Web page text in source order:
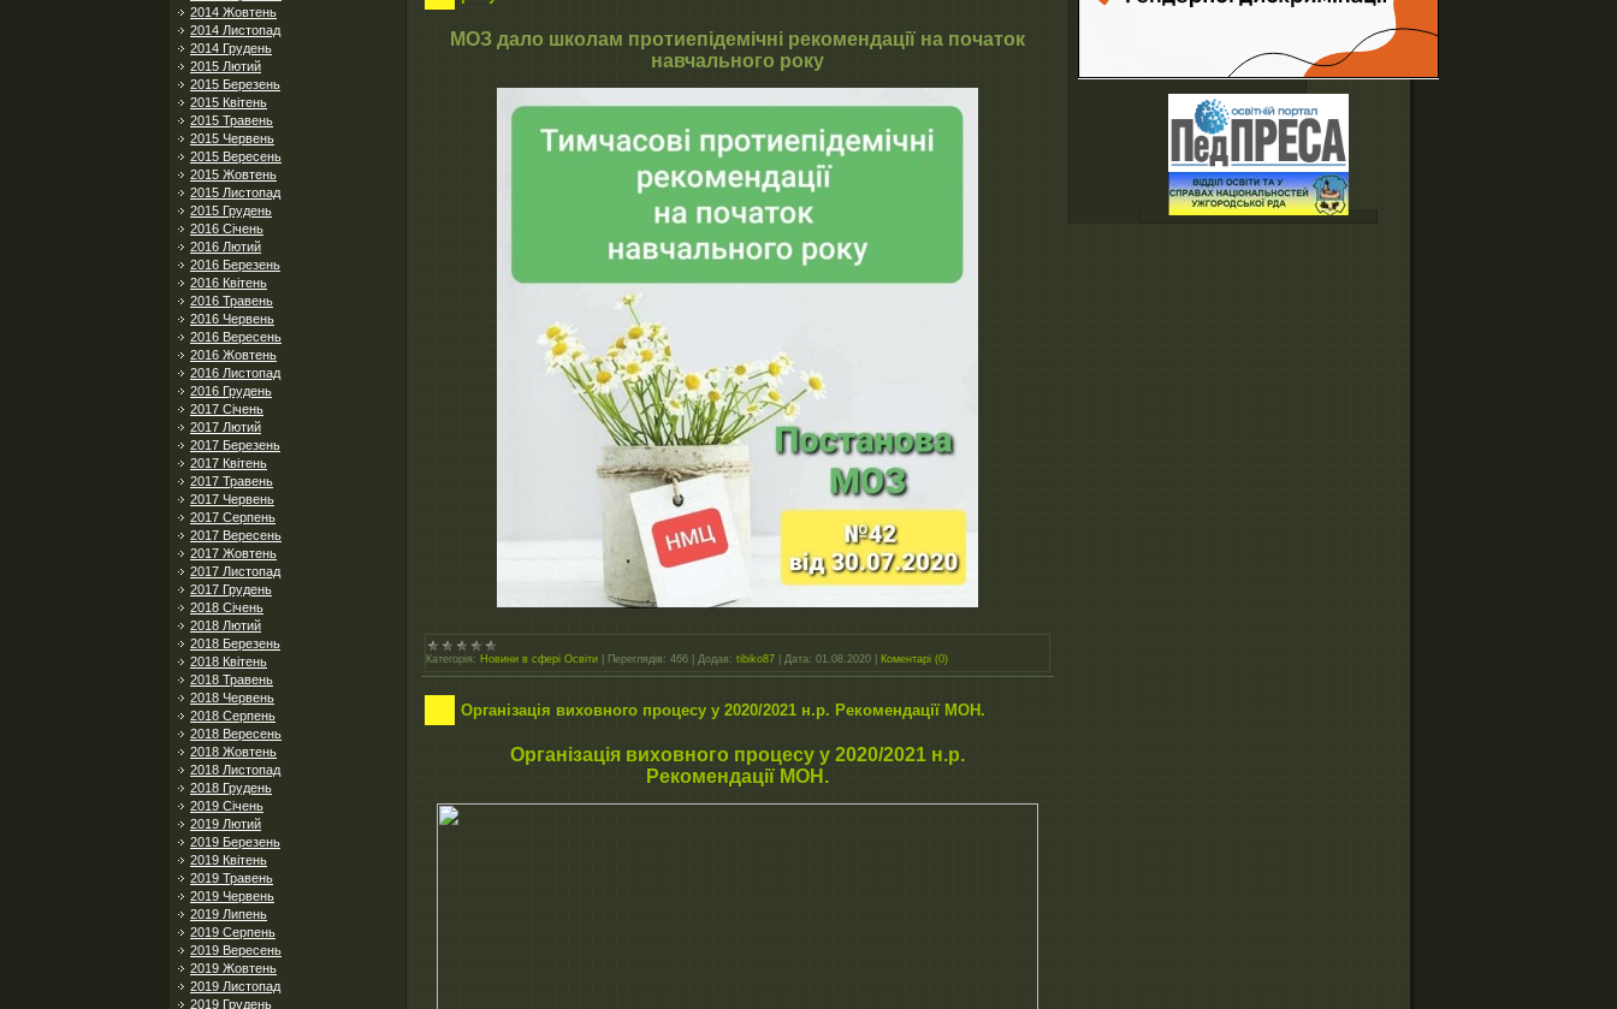
2014 Жовтень
2014 Листопад
2014 Грудень
2015 Лютий
2015 Березень
2015 Квітень
2015 Травень
2015 Червень
2015 Вересень
2015 Жовтень
2015 Листопад
2015 Грудень
2016 Січень
2016 Лютий
2016 Березень
2016 Квітень
2016 Травень
2016 Червень
2016 Вересень
2016 Жовтень
2016 Листопад
2016 Грудень
2017 Січень
2017 Лютий
2017 Березень
2017 Квітень
2017 Травень
2017 Червень
2017 Серпень
2017 Вересень
2017 Жовтень
2017 Листопад
2017 Грудень
2018 Січень
2018 Лютий
2018 Березень
2018 Квітень
2018 Травень
2018 Червень
2018 Серпень
2018 Вересень
2018 Жовтень
2018 Листопад
2018 Грудень
2019 Січень
2019 Лютий
2019 Березень
2019 Квітень
2019 Травень
2019 Червень
2019 Липень
2019 Серпень
2019 Вересень
2019 Жовтень
2019 Листопад
2019 Грудень
МОЗ дало школам протиепідемічні рекомендації на початок
навчального року
Категорія: Новини в сфері Освіти Переглядів: 466 Додав: tibiko87 Дата: 01.08.2020 Коментарі (0)
Організація виховного процесу у 2020/2021 н.р. Рекомендації МОН.
Організація виховного процесу у 2020/2021 н.р.
Рекомендації МОН.